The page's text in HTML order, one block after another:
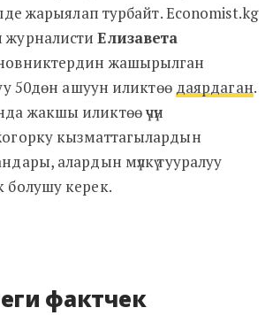
жарыялап турбайт. Economist.kg
журналистиЕлизавета
жашырылган
50дөн ашуун иликтөө даярдаган.
жакшы иликтөө үчүн
кызматтагылардын
алардын мүлкү тууралуу
керек.
фактчек